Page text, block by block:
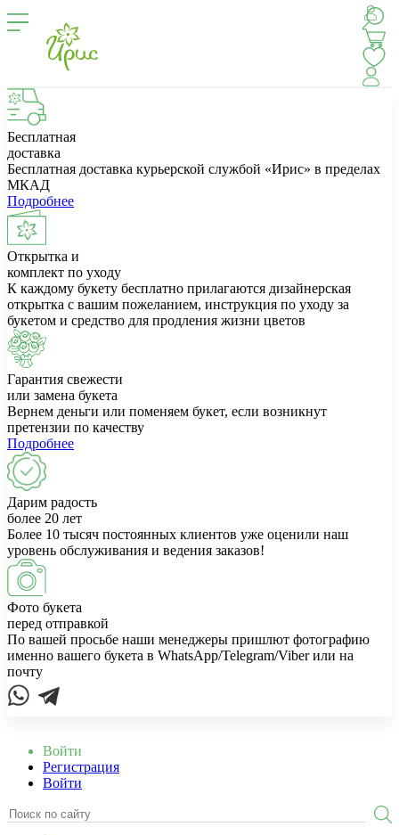
Бесплатная
доставка
Бесплатная доставка курьерской службой «Ирис» в пределах
МКАД
Подробнее
Открытка и
комплект по уходу
К каждому букету бесплатно прилагаются дизайнерская
открытка с вашим пожеланием, инструкция по уходу за
букетом и средство для продления жизни цветов
Гарантия свежести
или замена букета
Вернем деньги или поменяем букет, если возникнут
претензии по качеству
Подробнее
Дарим радость
более 20 лет
Более 10 тысяч постоянных клиентов уже оценили наш
уровень обслуживания и ведения заказов!
Фото букета
перед отправкой
По вашей просьбе наши менеджеры пришлют фотографию
именно вашего букета в WhatsApp/Telegram/Viber или на
почту
Войти
Регистрация
Войти